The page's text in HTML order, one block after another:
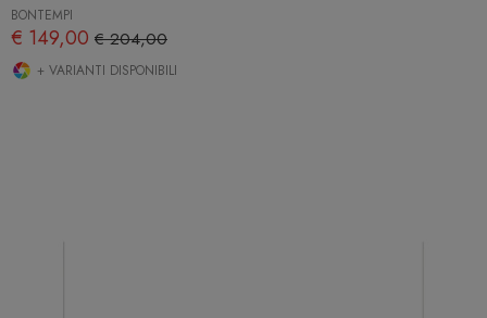
BONTEMPI
€ 149,00 € 204,00
+ VARIANTI DISPONIBILI